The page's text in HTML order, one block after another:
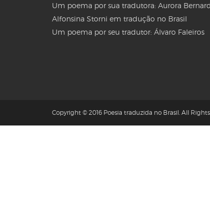
Um poema por sua tradutora: Aurora
Alfonsina Storni em tradução no Brasil
Um poema por seu tradutor: Álvaro Faleiros
Copyright © 2016 Poesia traduzida no Brasil. All Rights